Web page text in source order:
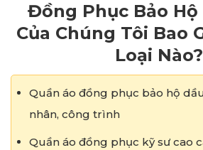
Đồng Phục Bảo
Của Chúng Tôi Bao
Loại Nào?
Quần áo đồng phục bảo hộ
nhân, công trình
Quần áo đồng phục kỹ sư cao